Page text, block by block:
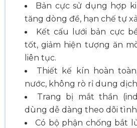
Bản cực sử dụng hợp
tăng dòng đề, hạn chế tự
Kết cấu lưới bản cực
tốt, giảm hiện tượng ăn
liên tục.
Thiết kế kín hoàn
nước, không rò rỉ dung
Trang bị mắt thần
dùng dễ dàng theo dõi
Có bộ phận chống bắt